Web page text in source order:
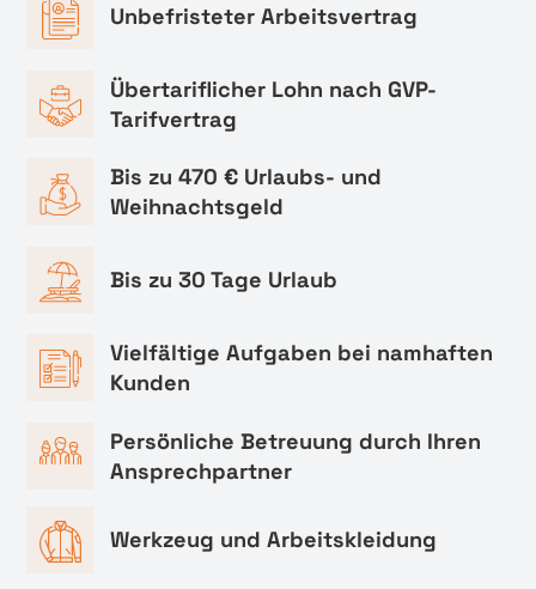
Unbefristeter Arbeitsvertrag
Übertariflicher Lohn nach GVP-
Tarifvertrag
Bis zu 470 € Urlaubs- und
Weihnachtsgeld
Bis zu 30 Tage Urlaub
Vielfältige Aufgaben bei namhaften
Kunden
Persönliche Betreuung durch Ihren
Ansprechpartner
Werkzeug und Arbeitskleidung